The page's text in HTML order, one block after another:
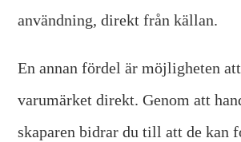
användning, direkt från källan.
En annan fördel är möjligheten
varumärket direkt. Genom att
skaparen bidrar du till att de kan